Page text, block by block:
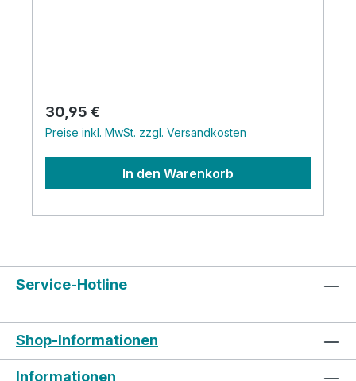
Regulärer Preis:
30,95 €
Preise inkl. MwSt. zzgl. Versandkosten
In den Warenkorb
Service-Hotline
Shop-Informationen
Informationen